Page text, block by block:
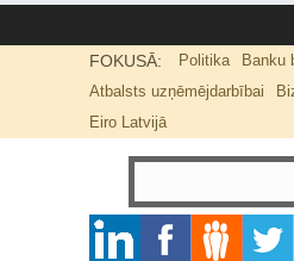
FOKUSĀ: Politika
Banku
Atbalsts uzņēmējdarbībai
Eiro Latvijā